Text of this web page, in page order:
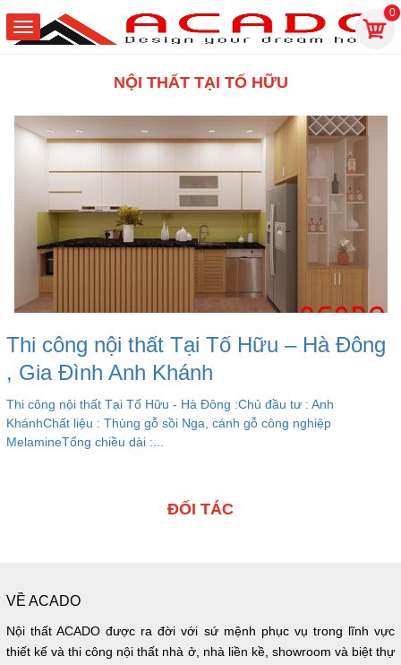
0
NỘI THẤT TẠI TỐ HỮU
Thi công nội thất Tại Tố Hữu – Hà Đông
, Gia Đình Anh Khánh
Thi công nội thất Tại Tố Hữu - Hà Đông :Chủ đầu tư : Anh
KhánhChất liệu : Thùng gỗ sồi Nga, cánh gỗ công nghiệp
MelamineTổng chiều dài :...
ĐỐI TÁC
VỀ ACADO
Nội thất ACADO được ra đời với sứ mệnh phục vụ trong lĩnh vực
thiết kế và thi công nội thất nhà ở, nhà liền kề, showroom và biệt thự